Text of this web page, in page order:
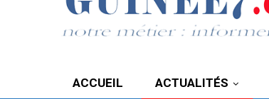
ACCUEIL ACTUALITÉS